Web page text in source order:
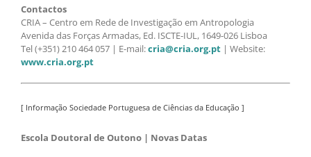
Contactos
CRIA – Centro em Rede de Investigação em Antropologia
Avenida das Forças Armadas, Ed. ISCTE-IUL, 1649-026 Lisboa
Tel (+351) 210 464 057 | E-mail:cria@cria.org.pt | Website:
www.cria.org.pt
[ Informação Sociedade Portuguesa de Ciências da Educação ]
Escola Doutoral de Outono | Novas Datas